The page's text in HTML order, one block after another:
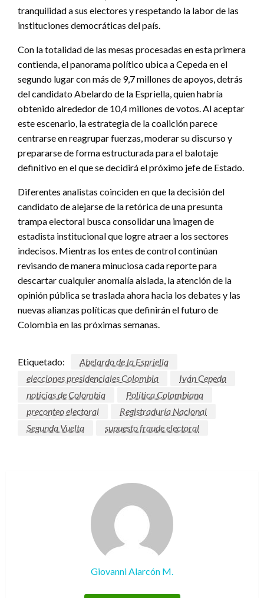
tranquilidad a sus electores y respetando la labor de las
instituciones democráticas del país.
Con la totalidad de las mesas procesadas en esta primera
contienda, el panorama político ubica a Cepeda en el
segundo lugar con más de 9,7 millones de apoyos, detrás
del candidato Abelardo de la Espriella, quien habría
obtenido alrededor de 10,4 millones de votos. Al aceptar
este escenario, la estrategia de la coalición parece
centrarse en reagrupar fuerzas, moderar su discurso y
prepararse de forma estructurada para el balotaje
definitivo en el que se decidirá el próximo jefe de Estado.
Diferentes analistas coinciden en que la decisión del
candidato de alejarse de la retórica de una presunta
trampa electoral busca consolidar una imagen de
estadista institucional que logre atraer a los sectores
indecisos. Mientras los entes de control continúan
revisando de manera minuciosa cada reporte para
descartar cualquier anomalía aislada, la atención de la
opinión pública se traslada ahora hacia los debates y las
nuevas alianzas políticas que definirán el futuro de
Colombia en las próximas semanas.
Etiquetado:
Abelardo de la Espriella
elecciones presidenciales Colombia
Iván Cepeda
noticias de Colombia
Política Colombiana
preconteo electoral
Registraduría Nacional
Segunda Vuelta
supuesto fraude electoral
Giovanni Alarcón M.